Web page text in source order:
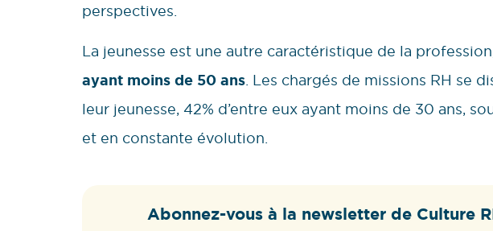
perspectives.
La jeunesse est une autre caractéristique de la
ayant moins de 50 ans. Les chargés de missions RH se
leur jeunesse, 42% d’entre eux ayant moins de 30 ans,
et en constante évolution.
Abonnez-vous à la newsletter de Culture